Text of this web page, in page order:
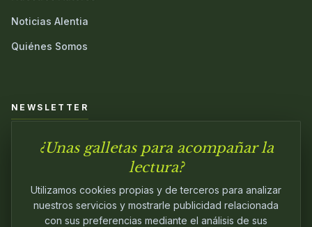
Noticias Alentia
Quiénes Somos
NEWSLETTER
Únete a nuestra comunidad y sé el primero en conocer las
¿Unas galletas para acompañar la
lectura?
Utilizamos cookies propias y de terceros para analizar
nuestros servicios y mostrarle publicidad relacionada
con sus preferencias mediante el análisis de sus